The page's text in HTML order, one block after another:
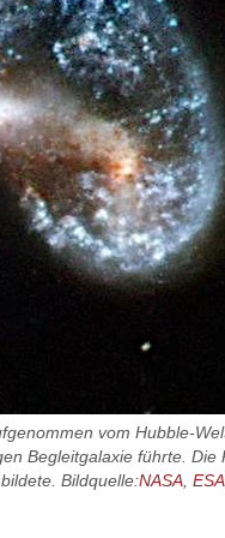
vom Hubble-
Begleitgalaxie führte.
Bildquelle:NASA,ESA